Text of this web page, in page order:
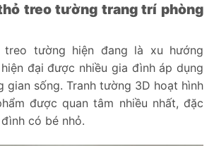
treo tường trang trí phòng
treo tường hiện đang là xu hướng
đại được nhiều gia đình áp dụng
gian sống. Tranh tường 3D hoạt hình
được quan tâm nhiều nhất, đặc
có bé nhỏ.